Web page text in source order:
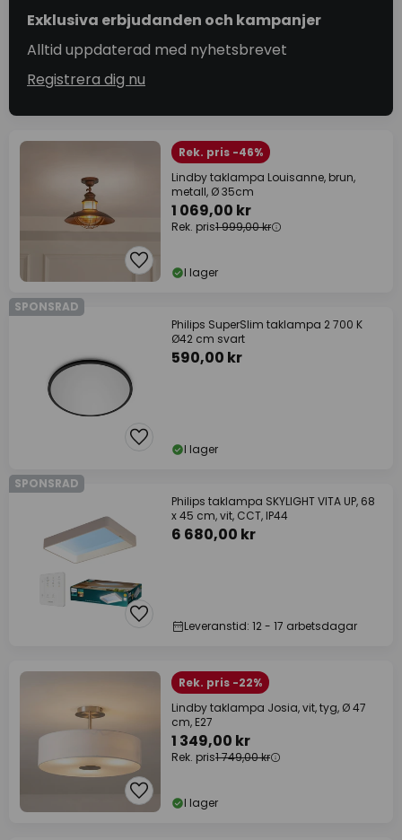
Exklusiva erbjudanden och kampanjer
Alltid uppdaterad med nyhetsbrevet
Registrera dig nu
Rek. pris -46%
Lindby taklampa Louisanne, brun,
metall, Ø 35cm
1 069,00 kr
Rek. pris1 999,00 kr
I lager
SPONSRAD
Philips SuperSlim taklampa 2 700 K
Ø42 cm svart
590,00 kr
I lager
SPONSRAD
Philips taklampa SKYLIGHT VITA UP, 68
x 45 cm, vit, CCT, IP44
6 680,00 kr
Leveranstid: 12 - 17 arbetsdagar
Rek. pris -22%
Lindby taklampa Josia, vit, tyg, Ø 47
cm, E27
1 349,00 kr
Rek. pris1 749,00 kr
I lager